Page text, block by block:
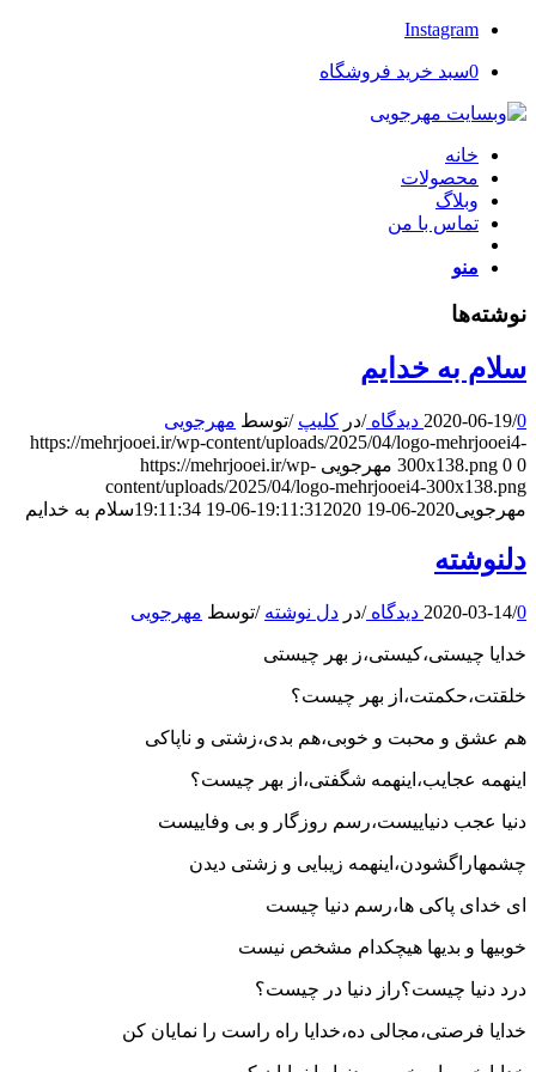
Instagram
0سبد خرید فروشگاه
خانه
محصولات
وبلاگ
تماس با من
منو
نوشته‌ها
سلام به خدایم
2020-06-19/0 دیدگاه /در کلیپ /توسط مهرجویی
https://mehrjooei.ir/wp-content/uploads/2025/04/logo-mehrjooei4-
300x138.png 0 0 مهرجویی https://mehrjooei.ir/wp-
content/uploads/2025/04/logo-mehrjooei4-300x138.png
مهرجویی2020-06-19 19:11:31
2020-06-19 19:11:34 سلام به خدایم
دلنوشته
2020-03-14/0 دیدگاه /در دل نوشته /توسط مهرجویی
خدایا چیستی،کیستی،ز بهر چیستی
خلقتت،حکمتت،از بهر چیست؟
هم عشق و محبت و خوبی،هم بدی،زشتی و ناپاکی
اینهمه عجایب،اینهمه شگفتی،از بهر چیست؟
دنیا عجب دنیاییست،رسم روزگار و بی وفاییست
چشمهاراگشودن،اینهمه زیبایی و زشتی دیدن
ای خدای پاکی ها،رسم دنیا چیست
خوبیها و بدیها هیچکدام مشخص نیست
درد دنیا چیست؟راز دنیا در چیست؟
خدایا فرصتی،مجالی ده،خدایا راه راست را نمایان کن